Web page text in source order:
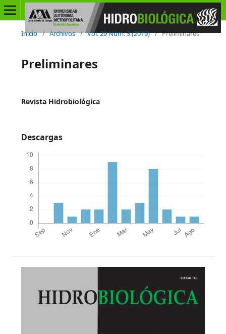
Inicio / Archivos / Vol. 29 Núm. 3 (2019) / Preliminares
Preliminares
Revista Hidrobiológica
Descargas